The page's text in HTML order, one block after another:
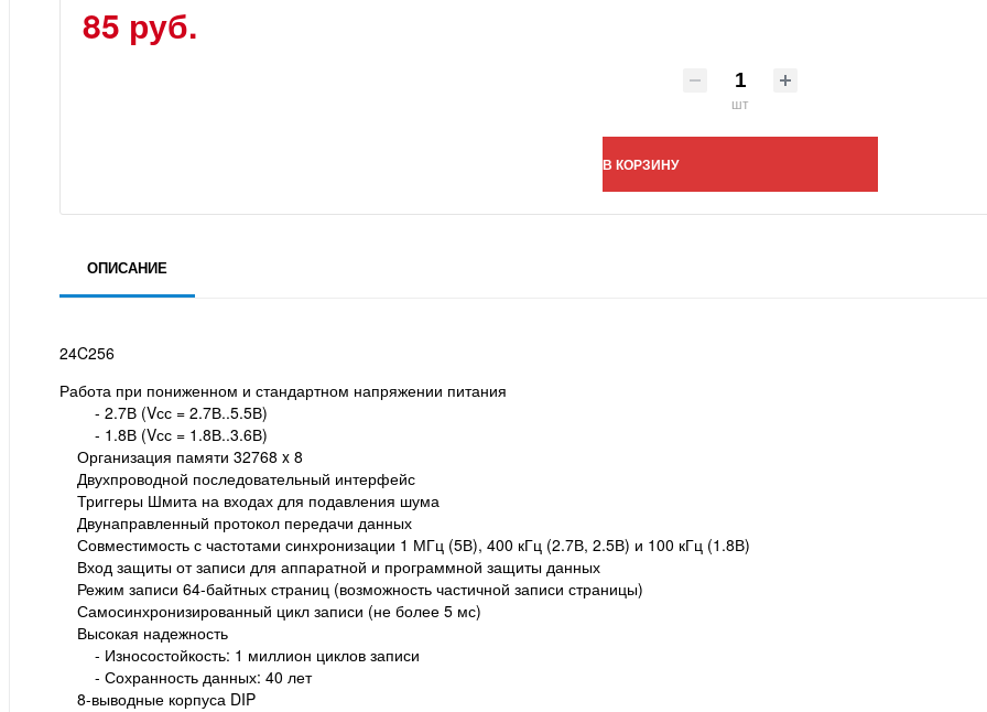
85 руб.
шт
В КОРЗИНУ
ОПИСАНИЕ
24C256
Работа при пониженном и стандартном напряжении питания
- 2.7В (Vсс = 2.7В..5.5В)
- 1.8В (Vсс = 1.8В..3.6В)
Организация памяти 32768 x 8
Двухпроводной последовательный интерфейс
Триггеры Шмита на входах для подавления шума
Двунаправленный протокол передачи данных
Совместимость с частотами синхронизации 1 МГц (5В), 400 кГц (2.7В, 2.5В) и 100 кГц (1.8В)
Вход защиты от записи для аппаратной и программной защиты данных
Режим записи 64-байтных страниц (возможность частичной записи страницы)
Самосинхронизированный цикл записи (не более 5 мс)
Высокая надежность
- Износостойкость: 1 миллион циклов записи
- Сохранность данных: 40 лет
8-выводные корпуса DIP